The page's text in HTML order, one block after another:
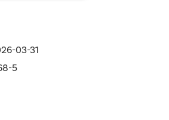
03-31
5